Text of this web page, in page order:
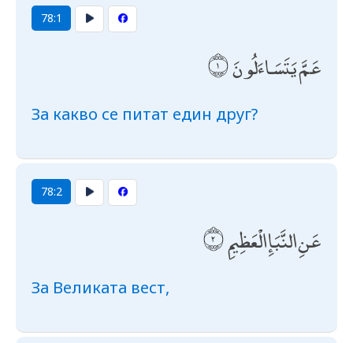
78:1
عَمَّ يَتَسَاءَلُونَ
За какво се питат един друг?
78:2
عَنِ النَّبَإِ الْعَظِيمِ
За Великата вест,